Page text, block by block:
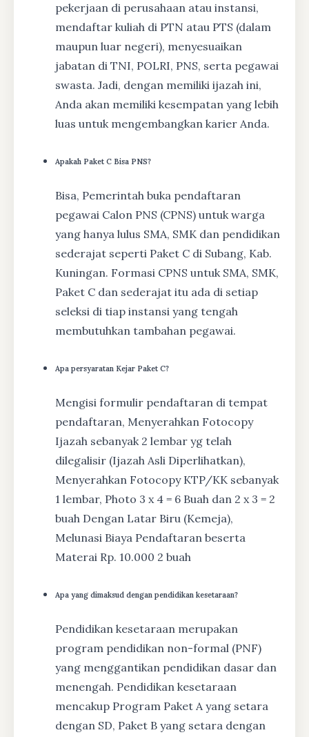
pekerjaan di perusahaan atau instansi,
mendaftar kuliah di PTN atau PTS (dalam
maupun luar negeri), menyesuaikan
jabatan di TNI, POLRI, PNS, serta pegawai
swasta. Jadi, dengan memiliki ijazah ini,
Anda akan memiliki kesempatan yang lebih
luas untuk mengembangkan karier Anda.
Apakah Paket C Bisa PNS?
Bisa, Pemerintah buka pendaftaran
pegawai Calon PNS (CPNS) untuk warga
yang hanya lulus SMA, SMK dan pendidikan
sederajat seperti Paket C di Subang, Kab.
Kuningan. Formasi CPNS untuk SMA, SMK,
Paket C dan sederajat itu ada di setiap
seleksi di tiap instansi yang tengah
membutuhkan tambahan pegawai.
Apa persyaratan Kejar Paket C?
Mengisi formulir pendaftaran di tempat
pendaftaran, Menyerahkan Fotocopy
Ijazah sebanyak 2 lembar yg telah
dilegalisir (Ijazah Asli Diperlihatkan),
Menyerahkan Fotocopy KTP/KK sebanyak
1 lembar, Photo 3 x 4 = 6 Buah dan 2 x 3 = 2
buah Dengan Latar Biru (Kemeja),
Melunasi Biaya Pendaftaran beserta
Materai Rp. 10.000 2 buah
Apa yang dimaksud dengan pendidikan kesetaraan?
Pendidikan kesetaraan merupakan
program pendidikan non-formal (PNF)
yang menggantikan pendidikan dasar dan
menengah. Pendidikan kesetaraan
mencakup Program Paket A yang setara
dengan SD, Paket B yang setara dengan